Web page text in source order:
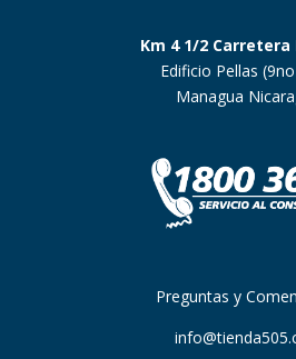
Km 4 1/2 Carretera
Edificio Pellas
Managua
Preguntas y